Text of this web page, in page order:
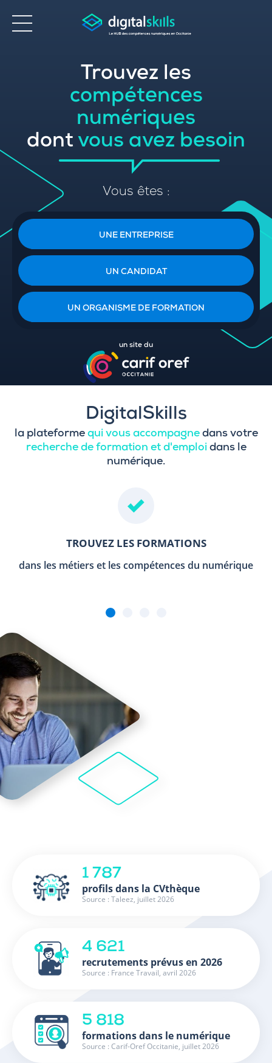
Trouvez les
compétences
numériques
dont vous avez besoin
Vous êtes :
UNE ENTREPRISE
UN CANDIDAT
UN ORGANISME DE FORMATION
un site du
DigitalSkills
la plateforme qui vous accompagnedans votre
recherche de formation et d'emploi dans le
numérique.
TROUVEZ LES FORMATIONS
dans les métiers et les compétences du numérique
1 787
profils dans la CVthèque
Source : Taleez, juillet 2026
4 621
recrutements prévus en 2026
Source : France Travail, avril 2026
5 818
formations dans le numérique
Source : Carif-Oref Occitanie, juillet 2026